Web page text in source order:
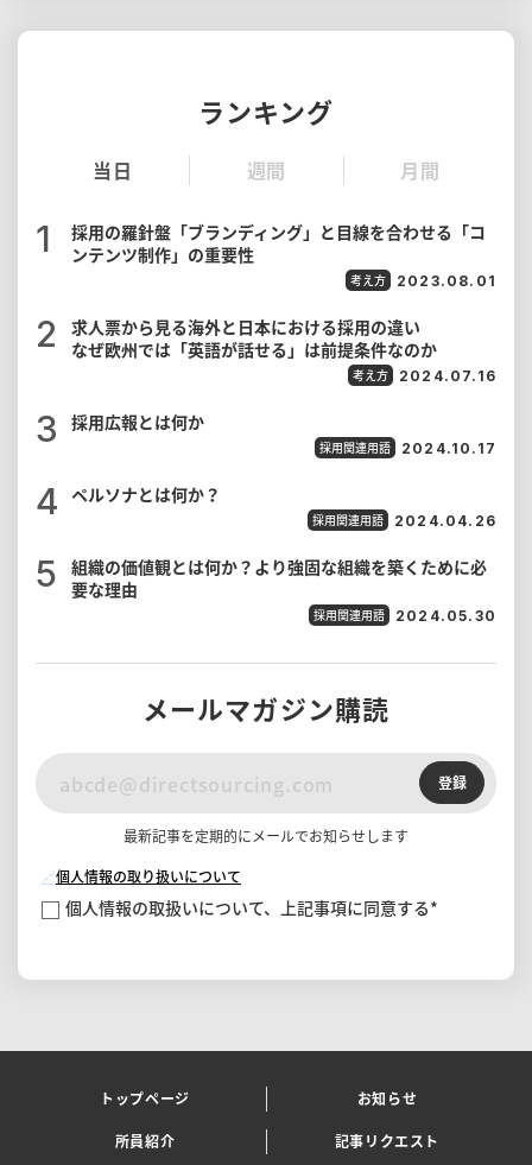
ランキング
当日 週間 月間
採用の羅針盤「ブランディング」と目線を合わせる「コ
ンテンツ制作」の重要性
考え方 2023.08.01
求人票から見る海外と日本における採用の違い
なぜ欧州では「英語が話せる」は前提条件なのか
考え方 2024.07.16
採用広報とは何か
採用関連用語 2024.10.17
ペルソナとは何か？
採用関連用語 2024.04.26
組織の価値観とは何か？より強固な組織を築くために必
要な理由
採用関連用語 2024.05.30
メールマガジン購読
登録
最新記事を定期的にメールでお知らせします
🔗個人情報の取り扱いについて
個人情報の取扱いについて、上記事項に同意する*
トップページ
お知らせ
所員紹介
記事リクエスト